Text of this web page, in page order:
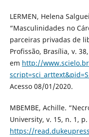
LERMEN, Helena
“Masculinidades no
parceiras privadas de
Profissão, Brasília, v.
em http://
Acesso 08/01/2020.
MBEMBE, Achille.
University, v. 15, n. 1,
https://